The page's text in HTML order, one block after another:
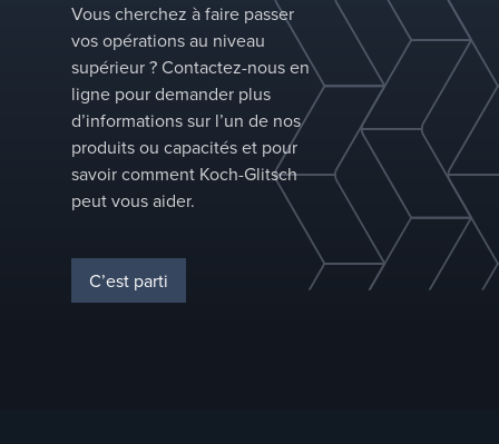
Vous cherchez à faire passer
vos opérations au niveau
supérieur ? Contactez-nous en
ligne pour demander plus
d’informations sur l’un de nos
produits ou capacités et pour
savoir comment Koch-Glitsch
peut vous aider.
C’est parti